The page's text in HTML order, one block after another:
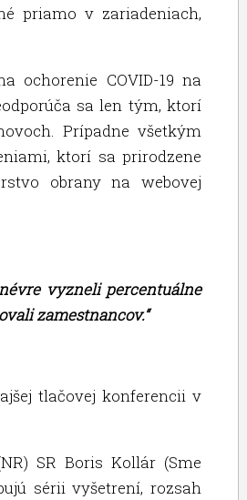
priamo v zariadeniach,
ochorenie COVID-19 na
sa len tým, ktorí
Prípadne všetkým
ktorí sa prirodzene
obrany na webovej
vyzneli percentuálne
zamestnancov.“
tlačovej konferencii v
SR Boris Kollár (Sme
sérii vyšetrení, rozsah